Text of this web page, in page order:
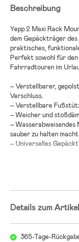
Beschreibung
Yepp 2 Maxi Rack
dem Gepäckträger
praktisches,
Perfekt sowohl für
Fahrradtouren im
– Verstellbarer,
Verschluss.
– Verstellbare
– Weicher und
– Wasserabweisendes
sauber zu halten
– Universelles
– Reflektoren und
– Altersempfehlung:
Details zum Artikel
365-Tage-